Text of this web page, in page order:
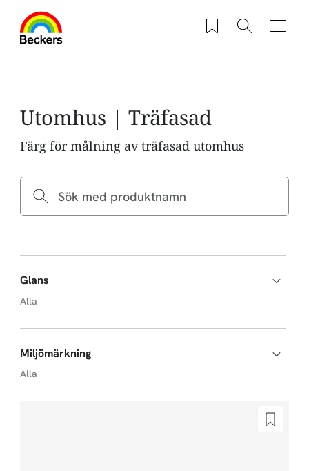
Sparade produkter
Sök
Utomhus | Träfasad
Färg för målning av träfasad utomhus
Glans
Alla
Miljömärkning
Alla